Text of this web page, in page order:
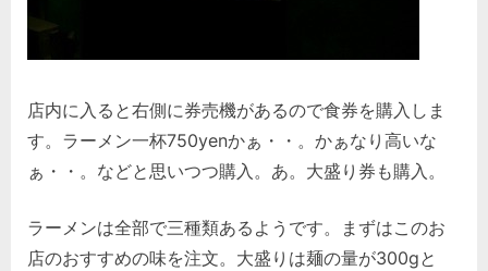
店内に入ると右側に券売機があるので食券を購入しま
す。ラーメン一杯750yenかぁ・・。かぁなり高いな
ぁ・・。などと思いつつ購入。あ。大盛り券も購入。
ラーメンは全部で三種類あるようです。まずはこのお
店のおすすめの味を注文。大盛りは麺の量が300gと